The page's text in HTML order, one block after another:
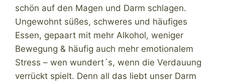
schön auf den Magen und Darm schlagen.
Ungewohnt süßes, schweres und häufiges
Essen, gepaart mit mehr Alkohol, weniger
Bewegung & häufig auch mehr emotionalem
Stress – wen wundert´s, wenn die Verdauung
verrückt spielt. Denn all das liebt unser Darm